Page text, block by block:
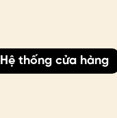
Hệ thống cửa hàng